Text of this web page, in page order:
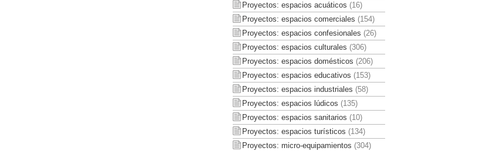
Proyectos: espacios acuáticos (16)
Proyectos: espacios comerciales (154)
Proyectos: espacios confesionales (26)
Proyectos: espacios culturales (306)
Proyectos: espacios domésticos (206)
Proyectos: espacios educativos (153)
Proyectos: espacios industriales (58)
Proyectos: espacios lúdicos (135)
Proyectos: espacios sanitarios (10)
Proyectos: espacios turísticos (134)
Proyectos: micro-equipamientos (304)